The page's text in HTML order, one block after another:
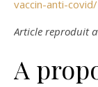
vaccin-anti-covid/
Article reproduit
A